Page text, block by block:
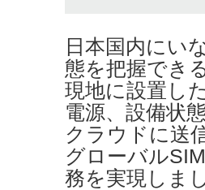
日本国内にい
態を把握でき
現地に設置し
電源、設備状
クラウドに送
グローバル
務を実現しま